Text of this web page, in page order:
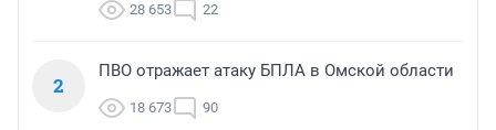
28 653 22
2
ПВО отражает атаку БПЛА в Омской области
18 673 90